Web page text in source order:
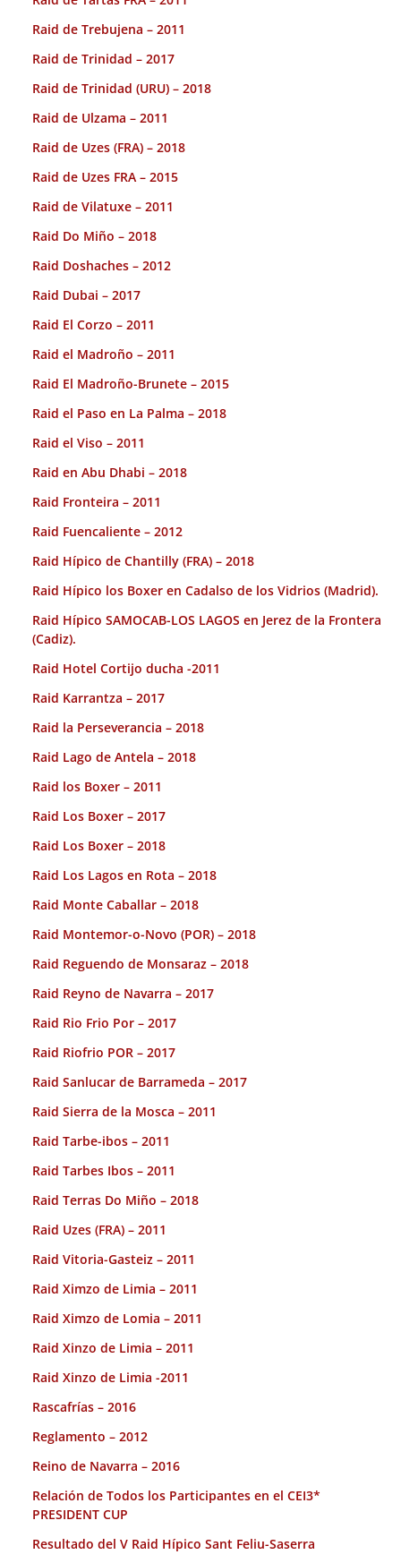
Raid de Trebujena – 2011
Raid de Trinidad – 2017
Raid de Trinidad (URU) – 2018
Raid de Ulzama – 2011
Raid de Uzes (FRA) – 2018
Raid de Uzes FRA – 2015
Raid de Vilatuxe – 2011
Raid Do Miño – 2018
Raid Doshaches – 2012
Raid Dubai – 2017
Raid El Corzo – 2011
Raid el Madroño – 2011
Raid El Madroño-Brunete – 2015
Raid el Paso en La Palma – 2018
Raid el Viso – 2011
Raid en Abu Dhabi – 2018
Raid Fronteira – 2011
Raid Fuencaliente – 2012
Raid Hípico de Chantilly (FRA) – 2018
Raid Hípico los Boxer en Cadalso de los Vidrios (Madrid).
Raid Hípico SAMOCAB-LOS LAGOS en Jerez de la Frontera
(Cadiz).
Raid Hotel Cortijo ducha -2011
Raid Karrantza – 2017
Raid la Perseverancia – 2018
Raid Lago de Antela – 2018
Raid los Boxer – 2011
Raid Los Boxer – 2017
Raid Los Boxer – 2018
Raid Los Lagos en Rota – 2018
Raid Monte Caballar – 2018
Raid Montemor-o-Novo (POR) – 2018
Raid Reguendo de Monsaraz – 2018
Raid Reyno de Navarra – 2017
Raid Rio Frio Por – 2017
Raid Riofrio POR – 2017
Raid Sanlucar de Barrameda – 2017
Raid Sierra de la Mosca – 2011
Raid Tarbe-ibos – 2011
Raid Tarbes Ibos – 2011
Raid Terras Do Miño – 2018
Raid Uzes (FRA) – 2011
Raid Vitoria-Gasteiz – 2011
Raid Ximzo de Limia – 2011
Raid Ximzo de Lomia – 2011
Raid Xinzo de Limia – 2011
Raid Xinzo de Limia -2011
Rascafrías – 2016
Reglamento – 2012
Reino de Navarra – 2016
Relación de Todos los Participantes en el CEI3*
PRESIDENT CUP
Resultado del V Raid Hípico Sant Feliu-Saserra